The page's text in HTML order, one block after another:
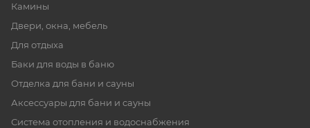
Камины
Двери, окна, мебель
Для отдыха
Баки для воды в баню
Отделка для бани и сауны
Аксессуары для бани и сауны
Система отопления и водоснабжения